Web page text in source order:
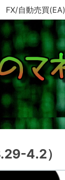
FX/自動売買(EA)
4.2）